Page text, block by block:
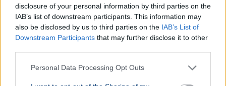
disclosure of your personal information by third parties on the
IAB’s list of downstream participants. This information may
also be disclosed by us to third parties on the IAB’s List of
Downstream Participants that may further disclose it to other
Personal Data Processing Opt Outs
GAZDASÁG 2026. augusztus 4.
Hadházy Ákos: Ősfideszesek százszoros áron
vehettek földet Paks 2 bővítésére